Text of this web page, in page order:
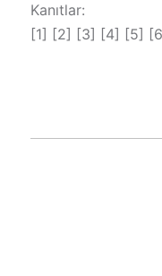
Kanıtlar:
[1] [2] [3] [4] [5]